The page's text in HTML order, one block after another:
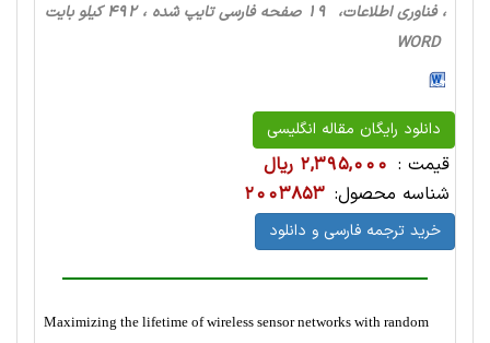
، فناوری اطلاعات، 19 صفحه فارسی تایپ شده ، 492 کیلو بایت
WORD
دانلود رایگان مقاله انگلیسی
قیمت : 2,395,000 ریال
شناسه محصول: 2003853
خرید ترجمه فارسی و دانلود
Maximizing the lifetime of wireless sensor networks with random